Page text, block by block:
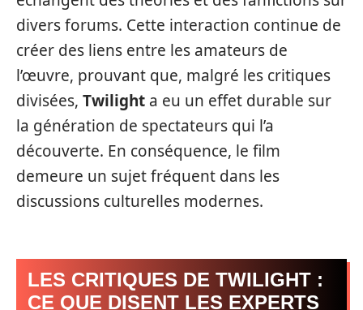
divers forums. Cette interaction continue de
créer des liens entre les amateurs de
l’œuvre, prouvant que, malgré les critiques
divisées, Twilight a eu un effet durable sur
la génération de spectateurs qui l’a
découverte. En conséquence, le film
demeure un sujet fréquent dans les
discussions culturelles modernes.
LES CRITIQUES DE TWILIGHT :
CE QUE DISENT LES EXPERTS